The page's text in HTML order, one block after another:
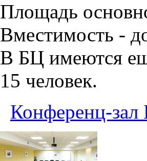
Площадь
Вместимость -
В БЦ имеются
15 человек.
Конференц-